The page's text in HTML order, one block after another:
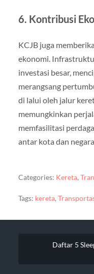
6. Kontribusi
KCJB juga
ekonomi.
investasi besar,
merangsang
di lalui oleh jalur
memungkinkan
memfasilitasi
antar kota dan
Categories: Kereta,
Tags: kereta,
Daftar 5